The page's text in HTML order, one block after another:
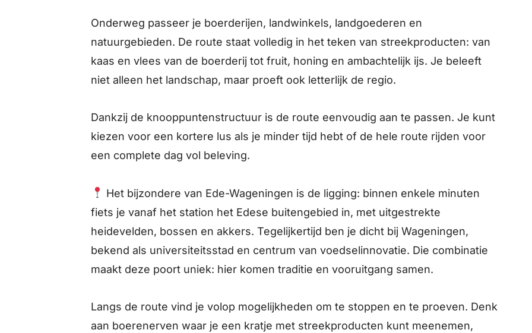
Onderweg passeer je boerderijen, landwinkels, landgoederen en
natuurgebieden. De route staat volledig in het teken van streekproducten: van
kaas en vlees van de boerderij tot fruit, honing en ambachtelijk ijs. Je beleeft
niet alleen het landschap, maar proeft ook letterlijk de regio.
Dankzij de knooppuntenstructuur is de route eenvoudig aan te passen. Je kunt
kiezen voor een kortere lus als je minder tijd hebt of de hele route rijden voor
een complete dag vol beleving.
Het bijzondere van Ede-Wageningen is de ligging: binnen enkele minuten
fiets je vanaf het station het Edese buitengebied in, met uitgestrekte
heidevelden, bossen en akkers. Tegelijkertijd ben je dicht bij Wageningen,
bekend als universiteitsstad en centrum van voedselinnovatie. Die combinatie
maakt deze poort uniek: hier komen traditie en vooruitgang samen.
Langs de route vind je volop mogelijkheden om te stoppen en te proeven. Denk
aan boerenerven waar je een kratje met streekproducten kunt meenemen,